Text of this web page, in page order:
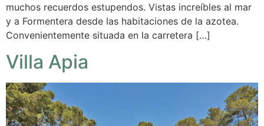
muchos recuerdos estupendos. Vistas increíbles al mar
y a Formentera desde las habitaciones de la azotea.
Convenientemente situada en la carretera […]
Villa Apia